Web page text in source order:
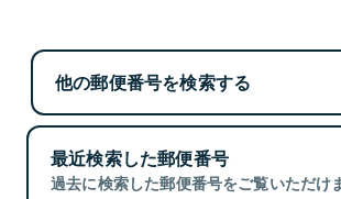
他の郵便番号を検索する
最近検索した郵便番号
過去に検索した郵便番号をご覧いただけ